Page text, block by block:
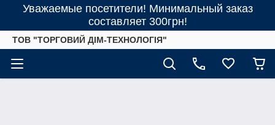
Уважаемые посетители! Минимальный заказ
составляет 300грн!
ТОВ "ТОРГОВИЙ ДІМ-ТЕХНОЛОГІЯ"